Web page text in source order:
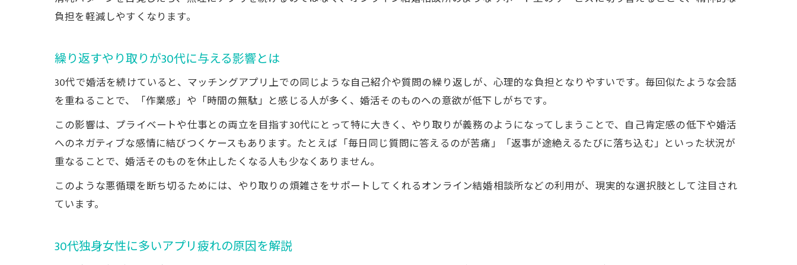
30代女性におすすめの新しい婚活アプローチ
アプリ疲れから抜け出す30代独身の秘訣
無理なく理想へ近づく婚活の見直しポイント
30代独身が無理なく婚活を続ける見直し術
理想へ近づくための30代向け婚活チェック法
オンライン結婚相談所で無理をしない婚活を
負担を軽減しやすくなります。
繰り返すやり取りが30代に与える影響とは
30代で婚活を続けていると、マッチングアプリ上での同じような自己紹介や質問の繰り返しが、心理的な負担となりやすいです。毎回似たような会話
を重ねることで、「作業感」や「時間の無駄」と感じる人が多く、婚活そのものへの意欲が低下しがちです。
この影響は、プライベートや仕事との両立を目指す30代にとって特に大きく、やり取りが義務のようになってしまうことで、自己肯定感の低下や婚活
へのネガティブな感情に結びつくケースもあります。たとえば「毎日同じ質問に答えるのが苦痛」「返事が途絶えるたびに落ち込む」といった状況が
重なることで、婚活そのものを休止したくなる人も少なくありません。
このような悪循環を断ち切るためには、やり取りの煩雑さをサポートしてくれるオンライン結婚相談所などの利用が、現実的な選択肢として注目され
ています。
30代独身女性に多いアプリ疲れの原因を解説